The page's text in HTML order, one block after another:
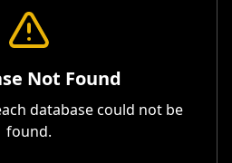
Not Found
database could not be
found.